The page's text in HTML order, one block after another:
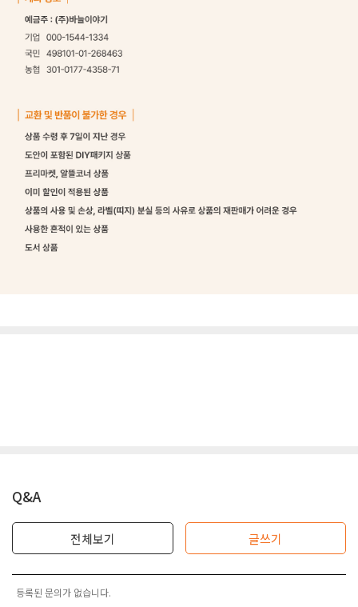
Q&A
전체보기 글쓰기
등록된 문의가 없습니다.